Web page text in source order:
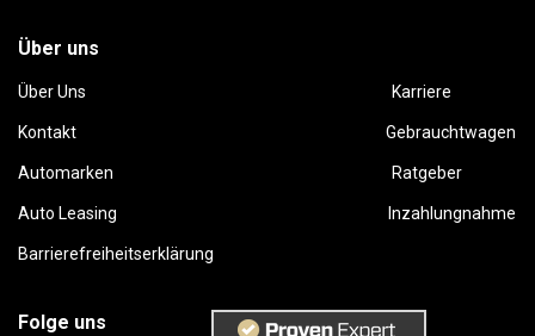
Über uns
Über Uns Karriere
Kontakt Gebrauchtwagen
Automarken Ratgeber
Auto Leasing Inzahlungnahme
Barrierefreiheitserklärung
Folge uns